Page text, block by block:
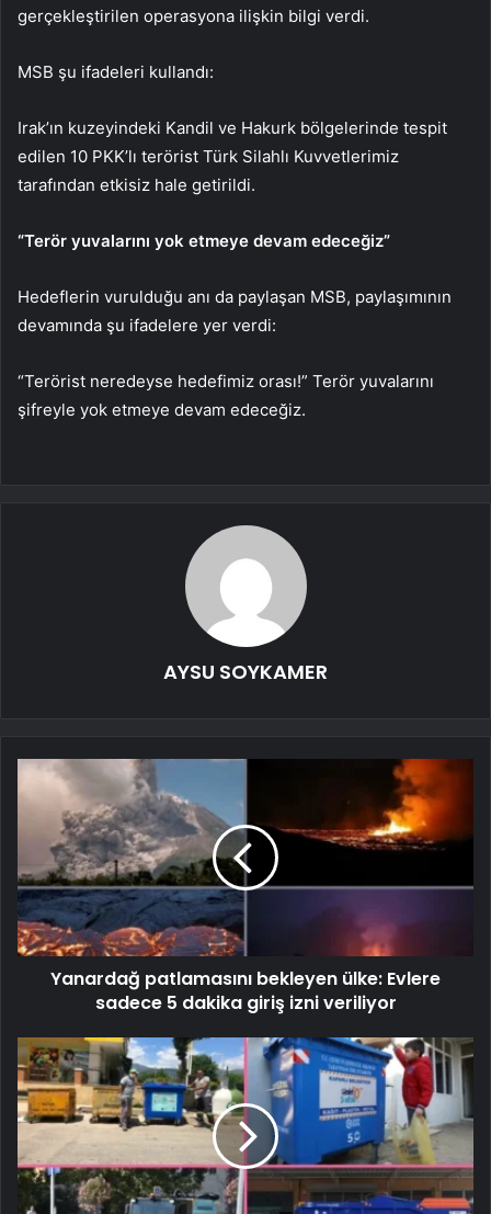
gerçekleştirilen operasyona ilişkin bilgi verdi.
MSB şu ifadeleri kullandı:
Irak’ın kuzeyindeki Kandil ve Hakurk bölgelerinde tespit
edilen 10 PKK’lı terörist Türk Silahlı Kuvvetlerimiz
tarafından etkisiz hale getirildi.
“Terör yuvalarını yok etmeye devam edeceğiz”
Hedeflerin vurulduğu anı da paylaşan MSB, paylaşımının
devamında şu ifadelere yer verdi:
“Terörist neredeyse hedefimiz orası!” Terör yuvalarını
şifreyle yok etmeye devam edeceğiz.
AYSU SOYKAMER
Yanardağ patlamasını bekleyen ülke: Evlere
sadece 5 dakika giriş izni veriliyor